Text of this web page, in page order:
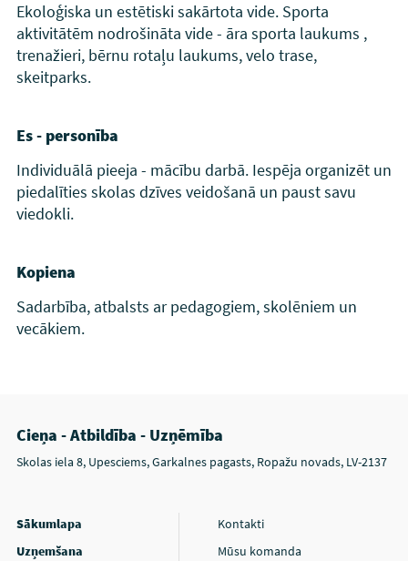
Ekoloģiska un estētiski sakārtota vide. Sporta
aktivitātēm nodrošināta vide - āra sporta laukums ,
trenažieri, bērnu rotaļu laukums, velo trase,
skeitparks.
Es - personība
Individuālā pieeja - mācību darbā. Iespēja organizēt un
piedalīties skolas dzīves veidošanā un paust savu
viedokli.
Kopiena
Sadarbība, atbalsts ar pedagogiem, skolēniem un
vecākiem.
Cieņa - Atbildība - Uzņēmība
Skolas iela 8, Upesciems, Garkalnes pagasts, Ropažu novads, LV-2137
Sākumlapa
Uzņemšana
Kontakti
Mūsu komanda